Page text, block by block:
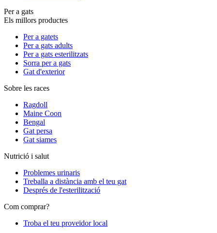
Per a gats
Els millors productes
Per a gatets
Per a gats adults
Per a gats esterilitzats
Sorra per a gats
Gat d'exterior
Sobre les races
Ragdoll
Maine Coon
Bengal
Gat persa
Gat siames
Nutrició i salut
Problemes urinaris
Treballa a distància amb el teu gat
Després de l'esterilització
Com comprar?
Troba el teu proveïdor local